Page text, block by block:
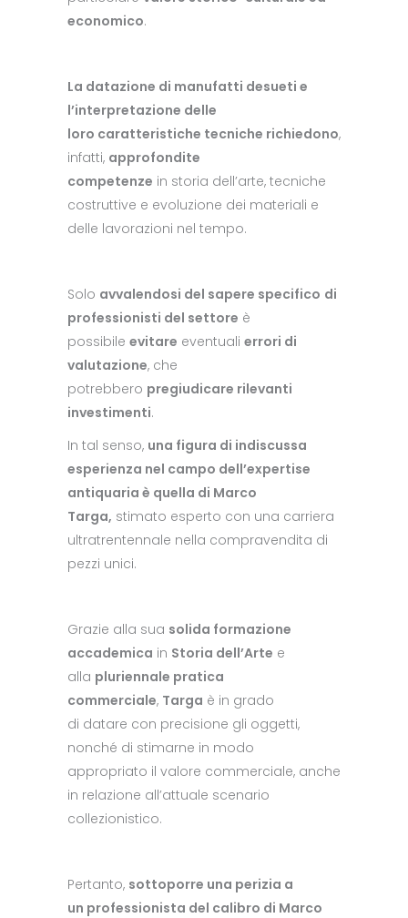
economico.
La datazione di manufatti desueti e
l’interpretazione delle
loro caratteristiche tecniche richiedono,
infatti, approfondite
competenze in storia dell’arte, tecniche
costruttive e evoluzione dei materiali e
delle lavorazioni nel tempo.
Solo avvalendosi del sapere specifico di
professionisti del settore è
possibile evitare eventuali errori di
valutazione, che
potrebbero pregiudicare rilevanti
investimenti.
In tal senso, una figura di indiscussa
esperienza nel campo dell’expertise
antiquaria è quella di Marco
Targa, stimato esperto con una carriera
ultratrentennale nella compravendita di
pezzi unici.
Grazie alla sua solida formazione
accademica in Storia dell’Arte e
alla pluriennale pratica
commerciale, Targa è in grado
di datare con precisione gli oggetti,
nonché di stimarne in modo
appropriato il valore commerciale, anche
in relazione all’attuale scenario
collezionistico.
Pertanto, sottoporre una perizia a
un professionista del calibro di Marco